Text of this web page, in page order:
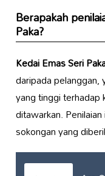
Berapakah
Paka?
Kedai Emas Seri
daripada pelanggan,
yang tinggi terhadap
ditawarkan.
sokongan yang